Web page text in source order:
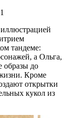
тандеме:
а Ольга,
образы до
Кроме
открытки
кукол из